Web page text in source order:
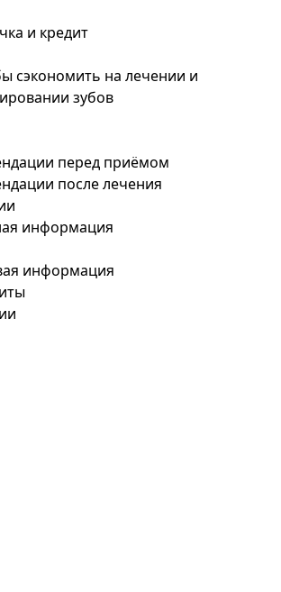
и кредит
сэкономить на лечении и
зубов
перед приёмом
после лечения
информация
информация